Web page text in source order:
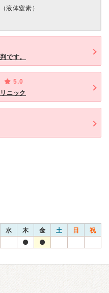
液体窒素）
です。
5.0
ニック
水 木 金 土 日 祝